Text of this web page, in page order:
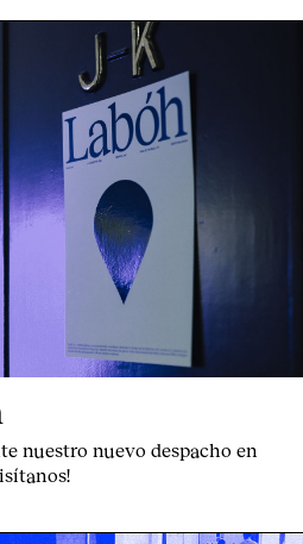
nuestro nuevo despacho en